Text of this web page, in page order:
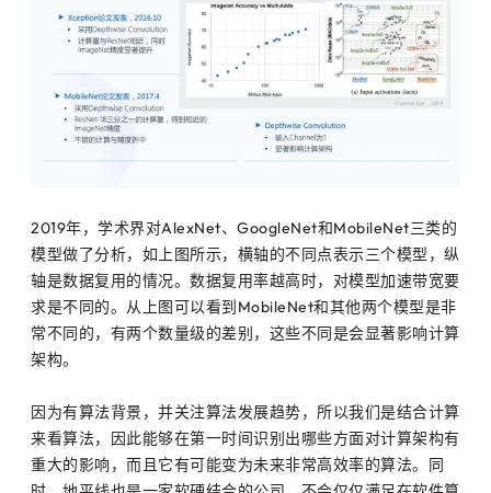
2019年，学术界对AlexNet、GoogleNet和MobileNet三类的
模型做了分析，如上图所示，横轴的不同点表示三个模型，纵
轴是数据复用的情况。数据复用率越高时，对模型加速带宽要
求是不同的。从上图可以看到MobileNet和其他两个模型是非
常不同的，有两个数量级的差别，这些不同是会显著影响计算
架构。
因为有算法背景，并关注算法发展趋势，所以我们是结合计算
来看算法，因此能够在第一时间识别出哪些方面对计算架构有
重大的影响，而且它有可能变为未来非常高效率的算法。同